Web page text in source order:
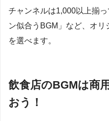
チャンネルは1,000以上揃
ン似合うBGM」など、オ
を選べます。
飲食店のBGMは商
おう！